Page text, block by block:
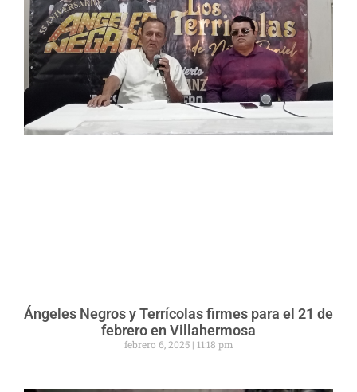
Ángeles Negros y Terrícolas firmes para el 21 de
febrero en Villahermosa
febrero 6, 2025 11:18 pm